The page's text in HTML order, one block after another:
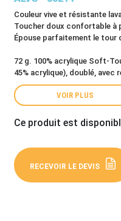
Couleur vive et résistante
Toucher doux confortable à
Épouse parfaitement le tour
72 g. 100% acrylique Soft-
45% acrylique), doublé, avec
VOIR PLUS
Ce produit est
RECEVOIR LE DEVIS